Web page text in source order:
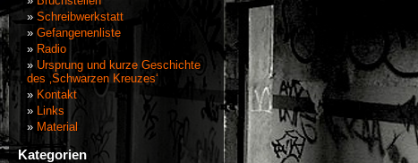
Schreibwerkstatt
Gefangenenliste
Radio
Ursprung und kurze Geschichte
des ‚Schwarzen Kreuzes‘
Kontakt
Links
Material
Kategorien